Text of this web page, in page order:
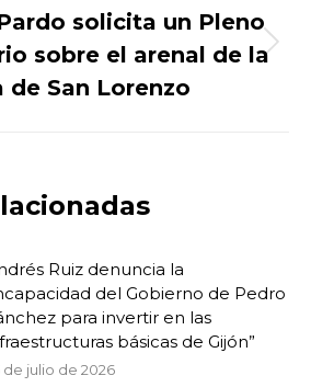
Publicación
siguiente:
solicita un Pleno
sobre el arenal de la
de San Lorenzo
Ruiz denuncia la
del Gobierno de Pedro
para invertir en las
básicas de Gijón”
de julio de 2026